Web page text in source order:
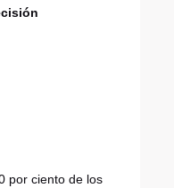
por ciento de los